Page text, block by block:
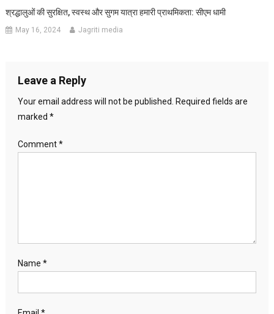
श्रद्धालुओं की सुरक्षित, स्वस्थ और सुगम यात्रा हमारी प्राथमिकता: सीएम धामी
May 16, 2024 Jagriti media
Leave a Reply
Your email address will not be published.
Required fields are
marked *
Comment*
Name *